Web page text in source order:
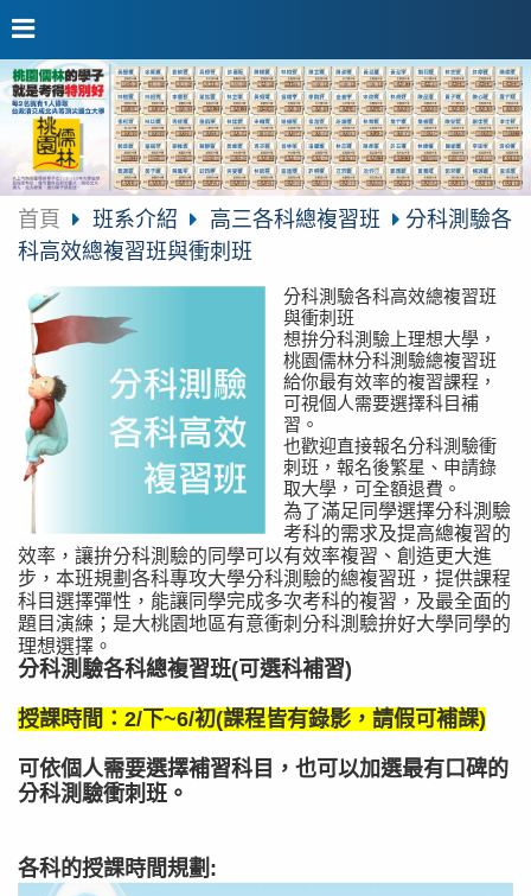
首頁 班系介紹 高三各科總複習班
分科測驗各
科高效總複習班與衝刺班
分科測驗各科高效總複習班
與衝刺班
想拚分科測驗上理想大學，
桃園儒林分科測驗總複習班
給你最有效率的複習課程，
可視個人需要選擇科目補
習。
也歡迎直接報名分科測驗衝
刺班，報名後繁星、申請錄
取大學，可全額退費。
為了滿足同學選擇分科測驗
考科的需求及提高總複習的
效率，讓拚分科測驗的同學可以有效率複習、創造更大進
步，本班規劃各科專攻大學分科測驗的總複習班，提供課程
科目選擇彈性，能讓同學完成多次考科的複習，及最全面的
題目演練；是大桃園地區有意衝刺分科測驗拚好大學同學的
理想選擇。
分科測驗各科總複習班(可選科補習)
授課時間：2/下~6/初(課程皆有錄影，請假可補課)
可依個人需要選擇補習科目，也可以加選最有口碑的
分科測驗衝刺班。
各科的授課時間規劃: